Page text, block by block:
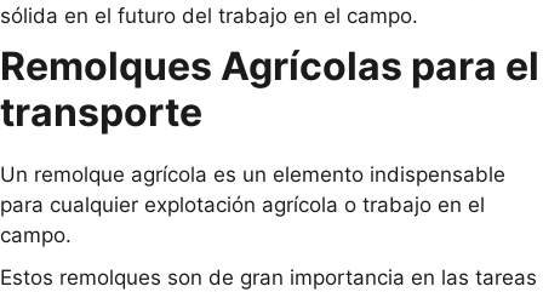
sólida en el futuro del trabajo en el campo.
Remolques Agrícolas para el
transporte
Un remolque agrícola es un elemento indispensable
para cualquier explotación agrícola o trabajo en el
campo.
Estos remolques son de gran importancia en las tareas